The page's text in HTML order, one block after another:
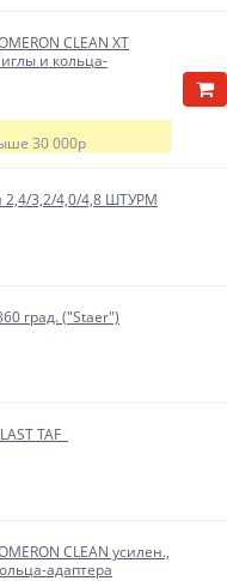
CLEAN XT
и кольца-
30 000р
2,4/3,2/4,0/4,8 ШТУРМ
град. ("Staer")
TAF
CLEAN усилен.,
адаптера